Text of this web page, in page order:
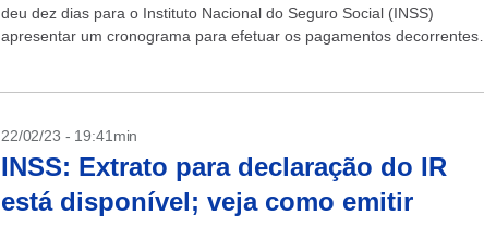
deu dez dias para o Instituto Nacional do Seguro Social (INSS)
apresentar um cronograma para efetuar os pagamentos decorrentes
22/02/23 - 19:41min
INSS: Extrato para declaração do IR
está disponível; veja como emitir